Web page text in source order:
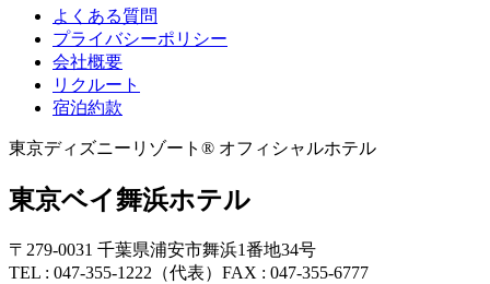
よくある質問
プライバシーポリシー
会社概要
リクルート
宿泊約款
東京ディズニーリゾート® オフィシャルホテル
東京ベイ舞浜ホテル
〒279-0031 千葉県浦安市舞浜1番地34号
TEL : 047-355-1222（代表） FAX : 047-355-6777